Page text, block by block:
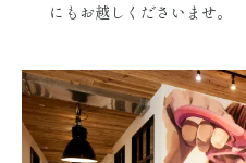
にもお越しくださいませ。